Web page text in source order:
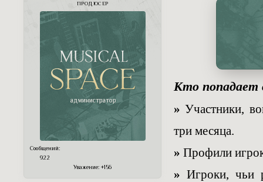
ПРОДЮСЕР
Сообщений:
922
Уважение: +156
Кто попадает
» Участники,
три месяца.
» Профили
» Игроки, чьи